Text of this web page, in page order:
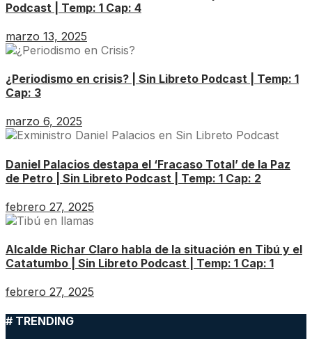
Podcast | Temp: 1 Cap: 4
marzo 13, 2025
¿Periodismo en crisis? | Sin Libreto Podcast | Temp: 1
Cap: 3
marzo 6, 2025
Daniel Palacios destapa el ‘Fracaso Total’ de la Paz
de Petro | Sin Libreto Podcast | Temp: 1 Cap: 2
febrero 27, 2025
Alcalde Richar Claro habla de la situación en Tibú y el
Catatumbo | Sin Libreto Podcast | Temp: 1 Cap: 1
febrero 27, 2025
# TRENDING